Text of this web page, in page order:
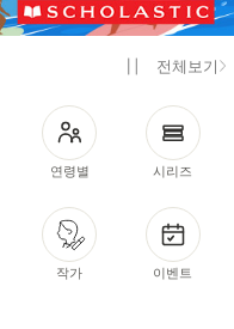
전체보기
연령별 시리즈
작가 이벤트